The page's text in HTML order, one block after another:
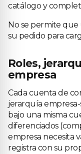
catálogo y
No se permite
su pedido para
Roles,
empresa
Cada cuenta de
jerarquía
bajo una misma
diferenciados
empresa necesita
registra con su